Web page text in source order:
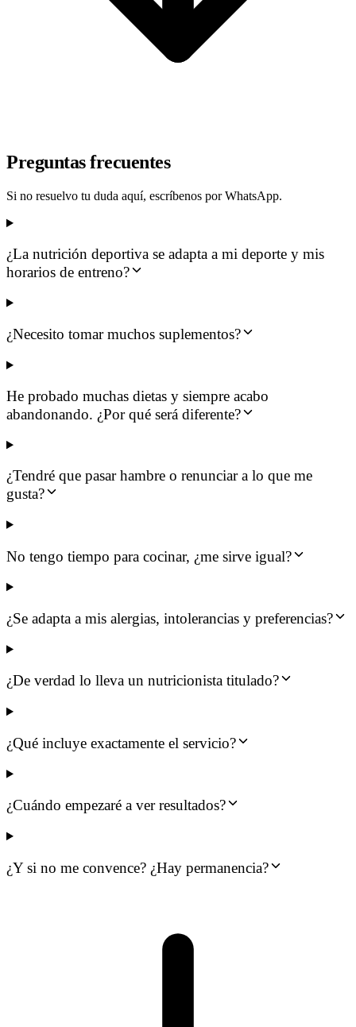
Preguntas frecuentes
Si no resuelvo tu duda aquí, escríbenos por WhatsApp.
¿La nutrición deportiva se adapta a mi deporte y mis
horarios de entreno?
¿Necesito tomar muchos suplementos?
He probado muchas dietas y siempre acabo
abandonando. ¿Por qué será diferente?
¿Tendré que pasar hambre o renunciar a lo que me
gusta?
No tengo tiempo para cocinar, ¿me sirve igual?
¿Se adapta a mis alergias, intolerancias y preferencias?
¿De verdad lo lleva un nutricionista titulado?
¿Qué incluye exactamente el servicio?
¿Cuándo empezaré a ver resultados?
¿Y si no me convence? ¿Hay permanencia?